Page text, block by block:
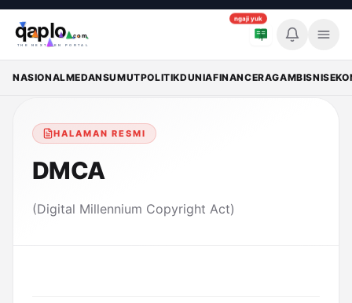
ngaji yuk
NASIONALMEDANSUMUTPOLITIKDUNIAFINANCERAGAMBISNIS
Breaking
Memuat breaking news...
HALAMAN RESMI
DMCA
(Digital Millennium Copyright Act)